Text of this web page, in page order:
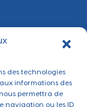
des technologies
informations des
permettra de
navigation ou les ID